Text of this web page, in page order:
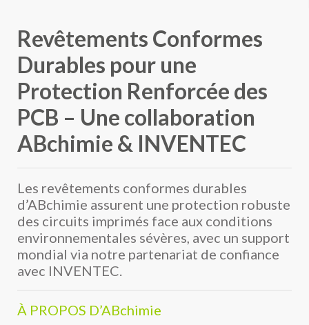
Revêtements Conformes
Durables pour une
Protection Renforcée des
PCB – Une collaboration
ABchimie & INVENTEC
Les revêtements conformes durables
d’ABchimie assurent une protection robuste
des circuits imprimés face aux conditions
environnementales sévères, avec un support
mondial via notre partenariat de confiance
avec INVENTEC.
À PROPOS D’ABchimie